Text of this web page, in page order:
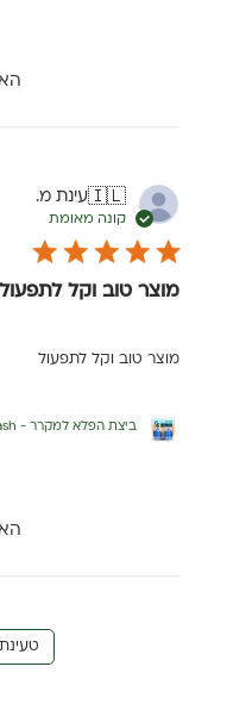
🇮🇱עינת מ.
קונה מאומת
מוצר טוב וקל לתפעול
מוצר טוב וקל לתפעול
ביצת הפלא למקרר - Green Flash